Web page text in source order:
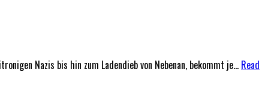
Nazis bis hin zum Ladendieb von Nebenan, bekommt je... Read